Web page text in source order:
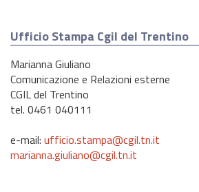
Ufficio Stampa Cgil del Trentino
Marianna Giuliano
Comunicazione e Relazioni esterne
CGIL del Trentino
tel. 0461 040111
e-mail: ufficio.stampa@cgil.tn.it
marianna.giuliano@cgil.tn.it